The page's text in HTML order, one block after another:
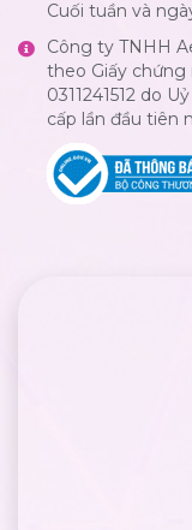
Cuối tuần và
Công ty TNHH
theo Giấy chứng
0311241512 do
cấp lần đầu tiên